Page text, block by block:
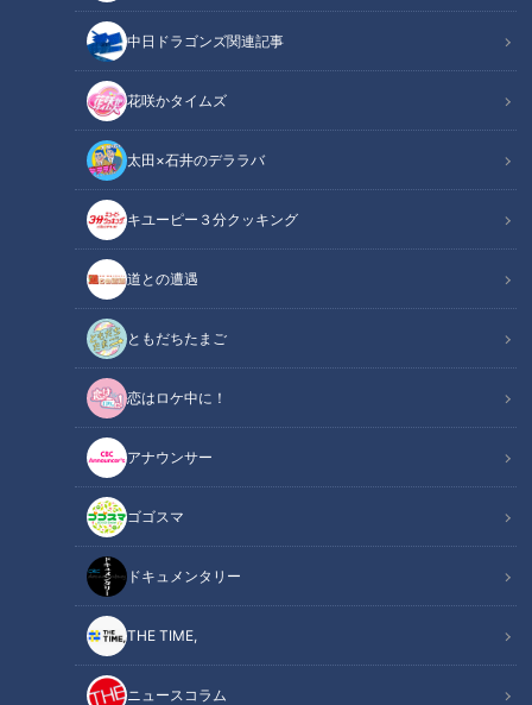
中日ドラゴンズ関連記事
花咲かタイムズ
太田×石井のデララバ
キユーピー３分クッキング
道との遭遇
ともだちたまご
恋はロケ中に！
アナウンサー
ゴゴスマ
ドキュメンタリー
THE TIME,
ニュースコラム
砂場からフォトスタジオまで！ 視聴者さん御用達の室内公園【子どもの
笑顔WEEK】
この記事の画像
記事に戻る
この記事を見たあなたへのおすすめ